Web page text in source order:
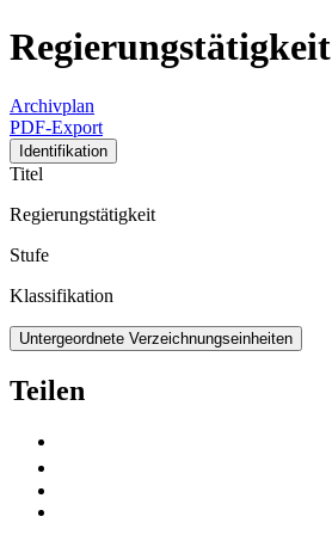
Regierungstätigkeit
Archivplan
PDF-Export
Identifikation
Titel
Regierungstätigkeit
Stufe
Klassifikation
Untergeordnete Verzeichnungseinheiten
Teilen